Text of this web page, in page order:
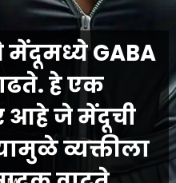
मेंदूमध्ये GABA
हे एक
आहे जे मेंदूची
व्यक्तीला